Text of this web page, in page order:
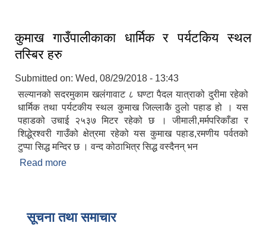
कुमाख गाउँपालीकाका धार्मिक र पर्यटकिय स्थल
तस्बिर हरु
Submitted on: Wed, 08/29/2018 - 13:43
सल्यानको सदरमुकाम खलंगावाट ८ घण्टा पैदल यात्राको दुरीमा रहेको
धार्मिक तथा पर्यटकीय स्थल कुमाख जिल्लाकै ठुलाे पहाड हो । यस
पहाडको उचाई २५३७ मिटर रहेको छ । जीमाली,मर्मपरिकाँडा र
शिद्धे्रश्वरी गाउँको क्षेत्रमा रहेको यस कुमाख पहाड,रमणीय पर्वतको
टुप्पा सिद्ध मन्दिर छ । वन्द कोठाभित्र सिद्ध वस्दैनन् भन
Read more
सूचना तथा समाचार